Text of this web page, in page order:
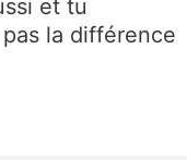
et tu
la différence